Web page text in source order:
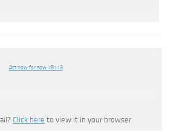
Act now for sow 78113
Click here to view it in your browser.